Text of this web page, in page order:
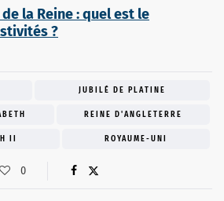
la Reine : quel est le
?
JUBILÉ DE PLATINE
REINE D'ANGLETERRE
II ROYAUME-UNI
0